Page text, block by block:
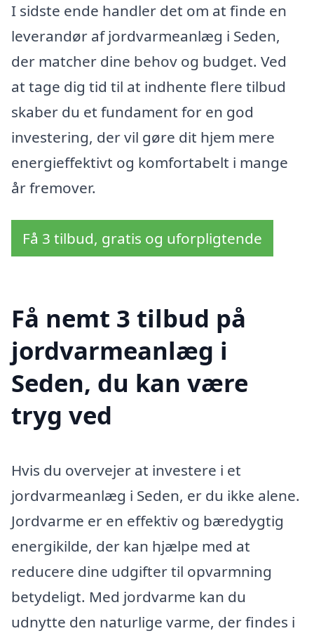
I sidste ende handler det om at finde en
leverandør af jordvarmeanlæg i Seden,
der matcher dine behov og budget. Ved
at tage dig tid til at indhente flere tilbud
skaber du et fundament for en god
investering, der vil gøre dit hjem mere
energieffektivt og komfortabelt i mange
år fremover.
Få 3 tilbud, gratis og uforpligtende
Få nemt 3 tilbud på
jordvarmeanlæg i
Seden, du kan være
tryg ved
Hvis du overvejer at investere i et
jordvarmeanlæg i Seden, er du ikke alene.
Jordvarme er en effektiv og bæredygtig
energikilde, der kan hjælpe med at
reducere dine udgifter til opvarmning
betydeligt. Med jordvarme kan du
udnytte den naturlige varme, der findes i